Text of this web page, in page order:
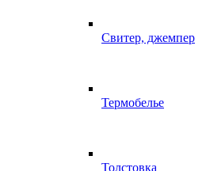
Свитер, джемпер
Термобелье
Толстовка